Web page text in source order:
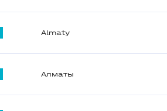
Almaty
Алматы